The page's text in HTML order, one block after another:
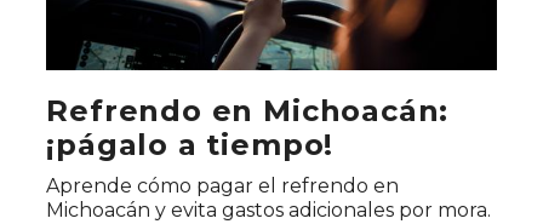
Refrendo en Michoacán:
¡págalo a tiempo!
Aprende cómo pagar el refrendo en
Michoacán y evita gastos adicionales por mora.